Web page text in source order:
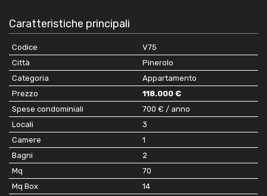
Caratteristiche principali
Codice
V75
Città
Pinerolo
Categoria
Appartamento
Prezzo
118.000 €
Spese condominiali
700 € / anno
Locali
3
Camere
1
Bagni
2
Mq
70
Mq Box
14